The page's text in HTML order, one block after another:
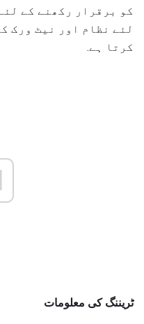
کو برقرار رکھنے کے
لئے نظام اور نیٹ ورک
کرتا ہے.
ٹریننگ کی معلومات